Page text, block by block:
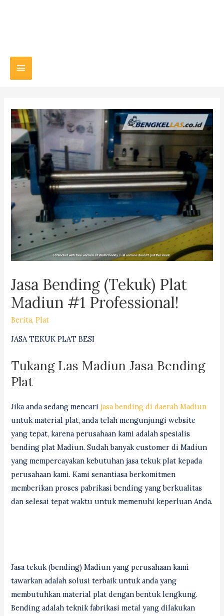
Main
Jasa Bending (Tekuk) Plat
Madiun #1 Professional!
Berita,Plat
JASA TEKUK PLAT BESI
Tukang Las Madiun Jasa Bending
Plat
Jika anda sedang mencarijasa bending di daerah Madiun
untuk material plat, anda telah mengunjungi website
yang tepat, karena perusahaan kami adalah spesialis
bending plat Madiun. Sudah banyak customer di Madiun
yang mempercayakan kebutuhan jasa tekuk plat kepada
perusahaan kami. Kami senantiasa berkomitmen
memberikan proses pabrikasi bending yang berkualitas
dan selesai tepat waktu untuk memenuhi keperluan Anda.
Jasa tekuk (bending) Madiun yang perusahaan kami
tawarkan adalah solusi terbaik untuk anda yang
membutuhkan material plat dengan bentuk lengkung.
Bending adalah teknik fabrikasi metal yang dilakukan